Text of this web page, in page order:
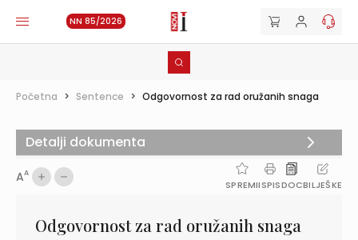
NN 85/2026
Početna > Sentence > Odgovornost za rad oružanih snaga
AA
SPREMIISPISDOCBILJEŠKE
Odgovornost za rad oružanih snaga
Detalji dokumenta